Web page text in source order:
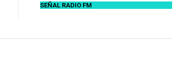
SEÑAL RADIO FM